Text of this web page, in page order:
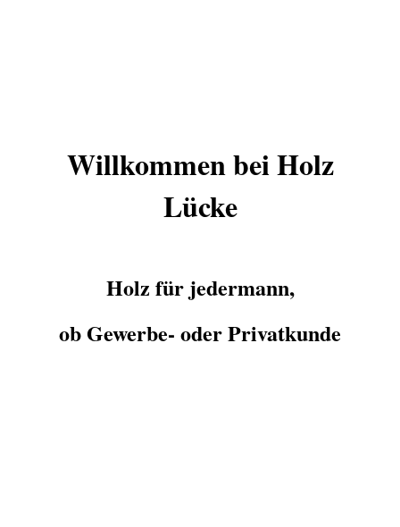
Willkommen bei Holz
Lücke
Holz für jedermann,
ob Gewerbe- oder Privatkunde